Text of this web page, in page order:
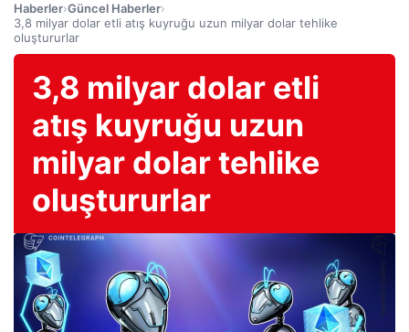
Haberler›Güncel Haberler›
3,8 milyar dolar etli atış kuyruğu uzun milyar dolar tehlike
oluştururlar
3,8 milyar dolar etli
atış kuyruğu uzun
milyar dolar tehlike
oluştururlar